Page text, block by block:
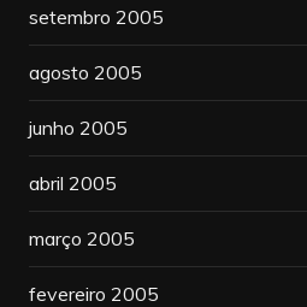
setembro 2005
agosto 2005
junho 2005
abril 2005
março 2005
fevereiro 2005